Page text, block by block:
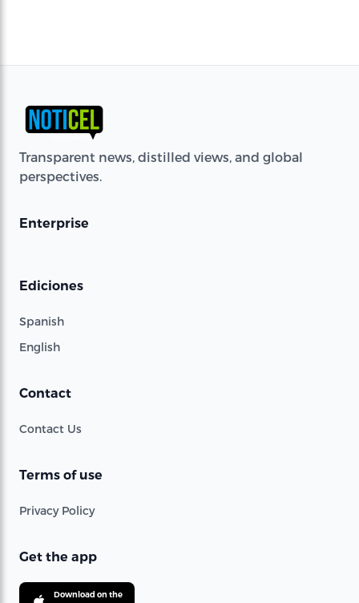
Transparent news, distilled views, and global
perspectives.
Enterprise
Ediciones
Spanish
English
Contact
Contact Us
Terms of use
Privacy Policy
Get the app
Download on the